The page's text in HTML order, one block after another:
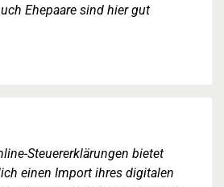
Ehepaare sind hier gut
Steuererklärungen bietet
einen Import ihres digitalen